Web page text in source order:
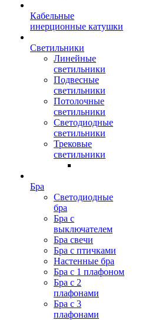
Кабельные
инерционные катушки
Светильники
Линейные
светильники
Подвесные
светильники
Потолочные
светильники
Светодиодные
светильники
Трековые
светильники
Бра
Светодиодные
бра
Бра с
выключателем
Бра свечи
Бра с птичками
Настенные бра
Бра с 1 плафоном
Бра с 2
плафонами
Бра с 3
плафонами